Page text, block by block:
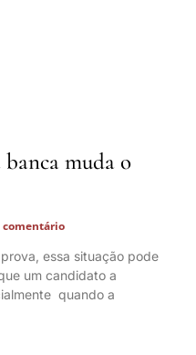
muda o
essa situação pode
um candidato a
quando a